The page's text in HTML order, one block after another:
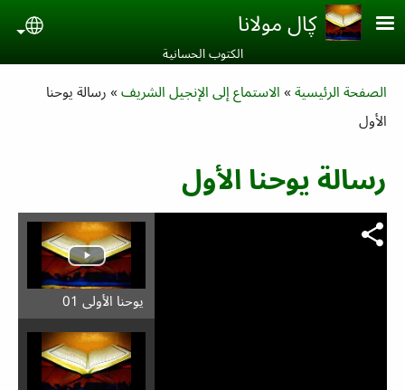
Skip to main content
ڮال مولانا
الكتوب الحسانية‎
Breadcrumb
الصفحة الرئيسية الاستماع إلى الإنجيل الشريف
رسالة یوحنا
الأول
رسالة یوحنا الأول
يوحنا الأولى 01